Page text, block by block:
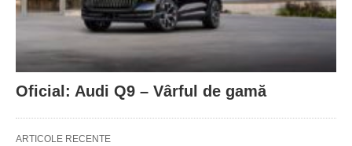
Oficial: Audi Q9 – Vârful de gamă
ARTICOLE RECENTE